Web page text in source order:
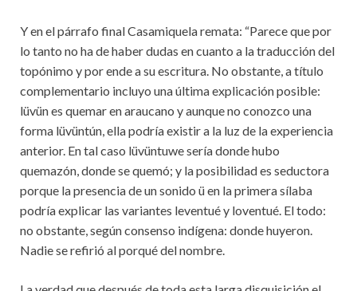
Y en el párrafo final Casamiquela remata: “Parece que por
lo tanto no ha de haber dudas en cuanto a la traducción del
topónimo y por ende a su escritura. No obstante, a título
complementario incluyo una última explicación posible:
lüvün es quemar en araucano y aunque no conozco una
forma lüvüntún, ella podría existir a la luz de la experiencia
anterior. En tal caso lüvüntuwe sería donde hubo
quemazón, donde se quemó; y la posibilidad es seductora
porque la presencia de un sonido ü en la primera sílaba
podría explicar las variantes leventué y loventué. El todo:
no obstante, según consenso indígena: donde huyeron.
Nadie se refirió al porqué del nombre.